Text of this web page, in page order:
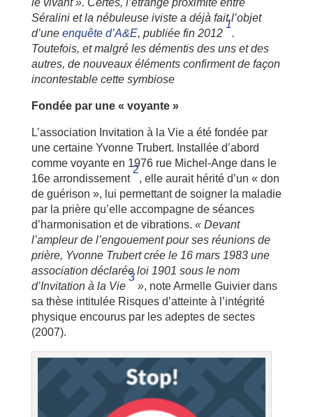
Séralini et la nébuleuse iviste a déjà fait l’objet
d’une enquête d’A&E, publiée fin 2012
1
.
Toutefois, et malgré les démentis des uns et des
autres, de nouveaux éléments confirment de façon
incontestable cette symbiose
Fondée par une « voyante »
L’association Invitation à la Vie a été fondée par
une certaine Yvonne Trubert. Installée d’abord
comme voyante en 1976 rue Michel-Ange dans le
16e arrondissement
2
, elle aurait hérité d’un « don
de guérison », lui permettant de soigner la maladie
par la prière qu’elle accompagne de séances
d’harmonisation et de vibrations. « Devant
l’ampleur de l’engouement pour ses réunions de
prière, Yvonne Trubert crée le 16 mars 1983 une
association déclarée loi 1901 sous le nom
d’Invitation à la Vie
3
», note Armelle Guivier dans
sa thèse intitulée Risques d’atteinte à l’intégrité
physique encourus par les adeptes de sectes
(2007).